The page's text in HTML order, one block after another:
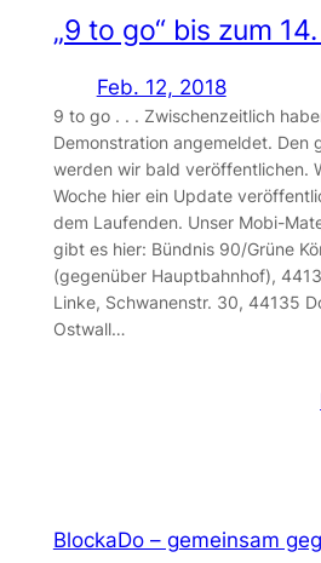
„9 to go“ bis zum
Feb. 12, 2018
9 to go . . . Zwischenzeitlich
Demonstration angemeldet. Den
werden wir bald veröffentlichen.
Woche hier ein Update
dem Laufenden. Unser Mobi-
gibt es hier: Bündnis 90/Grüne
(gegenüber Hauptbahnhof),
Linke, Schwanenstr. 30, 44135
Ostwall…
BlockaDo – gemeinsam